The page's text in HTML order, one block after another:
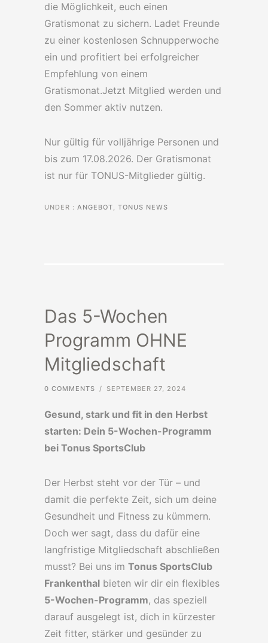
die Möglichkeit, euch einen
Gratismonat zu sichern. Ladet Freunde
zu einer kostenlosen Schnupperwoche
ein und profitiert bei erfolgreicher
Empfehlung von einem
Gratismonat.Jetzt Mitglied werden und
den Sommer aktiv nutzen.
Nur gültig für volljährige Personen und
bis zum 17.08.2026. Der Gratismonat
ist nur für TONUS-Mitglieder gültig.
UNDER : ANGEBOT, TONUS NEWS
Das 5-Wochen
Programm OHNE
Mitgliedschaft
0 COMMENTS / SEPTEMBER 27, 2024
Gesund, stark und fit in den Herbst
starten: Dein 5-Wochen-Programm
bei Tonus SportsClub
Der Herbst steht vor der Tür – und
damit die perfekte Zeit, sich um deine
Gesundheit und Fitness zu kümmern.
Doch wer sagt, dass du dafür eine
langfristige Mitgliedschaft abschließen
musst? Bei uns im Tonus SportsClub
Frankenthal bieten wir dir ein flexibles
5-Wochen-Programm, das speziell
darauf ausgelegt ist, dich in kürzester
Zeit fitter, stärker und gesünder zu